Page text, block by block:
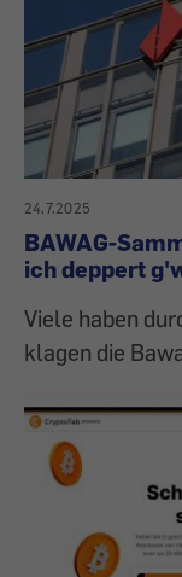
24.7.2025
BAWAG-
ich deppert
Viele haben
klagen die